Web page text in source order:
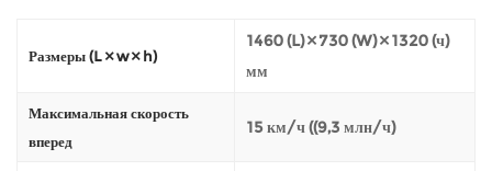
Размеры (L × w × h)
1460 (L) × 730 (W) × 1320 (ч)
мм
Максимальная скорость
вперед
15 км/ч ((9,3 млн/ч)